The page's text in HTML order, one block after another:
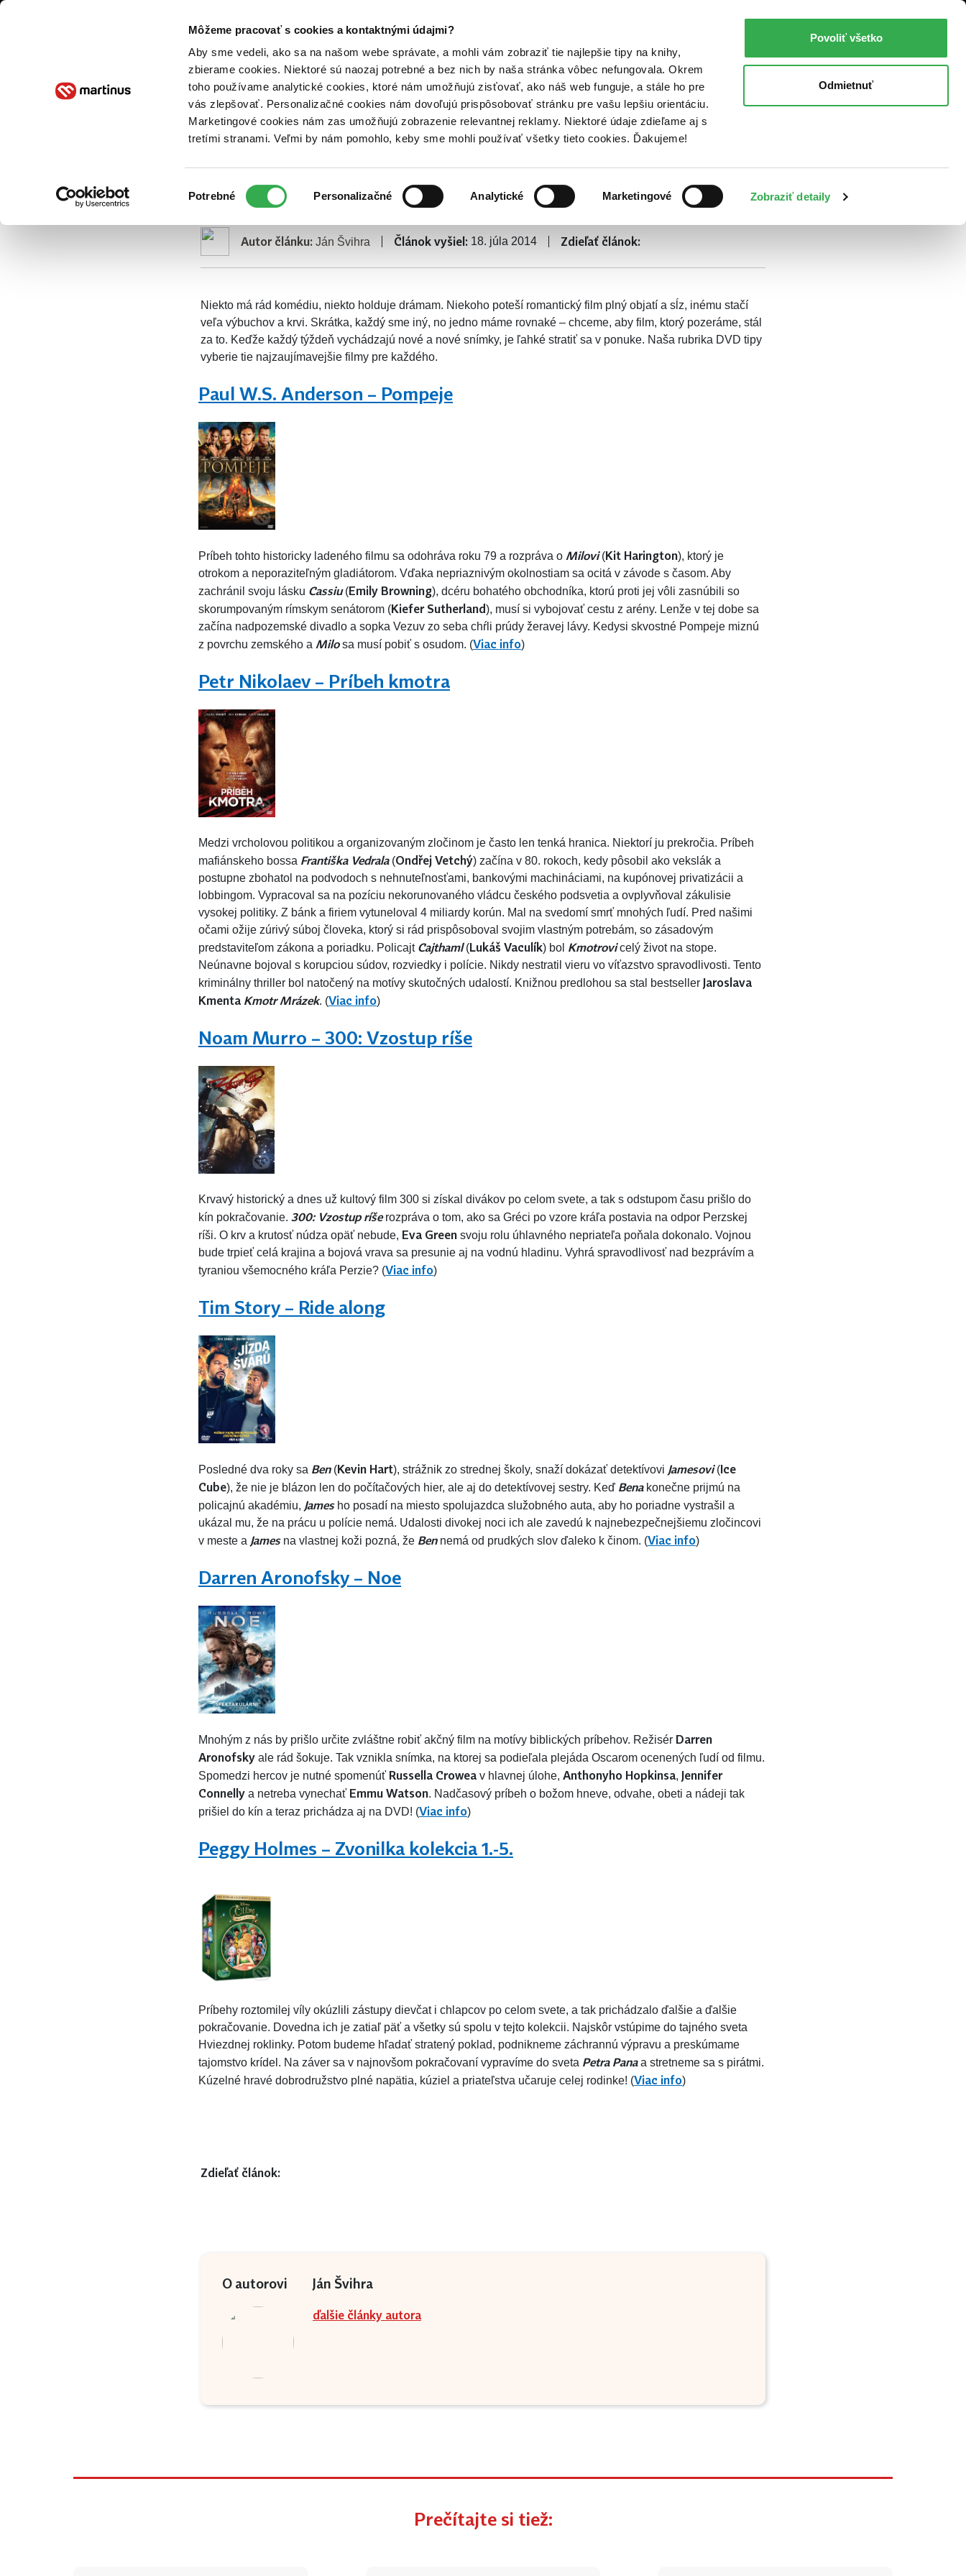
Môžeme pracovať s cookies a kontaktnými údajmi?
Aby sme vedeli, ako sa na našom webe správate, a mohli vám zobraziť tie najlepšie tipy na knihy,
zbierame cookies. Niektoré sú naozaj potrebné a bez nich by naša stránka vôbec nefungovala. Okrem
toho používame analytické cookies, ktoré nám umožňujú zisťovať, ako náš web funguje, a stále ho pre
vás zlepšovať. Personalizačné cookies nám dovoľujú prispôsobovať stránku pre vašu lepšiu orientáciu.
Marketingové cookies nám zas umožňujú zobrazenie relevantnej reklamy. Niektoré údaje zdieľame aj s
tretími stranami. Veľmi by nám pomohlo, keby sme mohli používať všetky tieto cookies. Ďakujeme!
súhlasu
Potrebné Personalizačné Analytické Marketingové Zobraziť detaily
Povoliť všetko
Odmietnuť
O NÁS ZODPOVEDNOSŤ PRIDAJ SA
Filmový svet Filmové tipy: Prílev strhujúceho napätia, lásky a nádeje
Filmové tipy: Prílev strhujúceho
napätia, lásky a nádeje
300 300: Vzostup ríše DVD novinky Noe Pompeje Příběh kmotra Ride along Zvonilka
Autor článku: Ján Švihra Článok vyšiel: 18. júla 2014 Zdieľať článok:
Niekto má rád komédiu, niekto holduje drámam. Niekoho poteší romantický film plný objatí a sĺz, inému stačí
veľa výbuchov a krvi. Skrátka, každý sme iný, no jedno máme rovnaké – chceme, aby film, ktorý pozeráme, stál
za to. Keďže každý týždeň vychádzajú nové a nové snímky, je ľahké stratiť sa v ponuke. Naša rubrika DVD tipy
vyberie tie najzaujímavejšie filmy pre každého.
Paul W.S. Anderson – Pompeje
Príbeh tohto historicky ladeného filmu sa odohráva roku 79 a rozpráva o Milovi(Kit Harington), ktorý je
otrokom a neporaziteľným gladiátorom. Vďaka nepriaznivým okolnostiam sa ocitá v závode s časom. Aby
zachránil svoju lásku Cassiu(Emily Browning), dcéru bohatého obchodníka, ktorú proti jej vôli zasnúbili so
skorumpovaným rímskym senátorom (Kiefer Sutherland), musí si vybojovať cestu z arény. Lenže v tej dobe sa
začína nadpozemské divadlo a sopka Vezuv zo seba chŕli prúdy žeravej lávy. Kedysi skvostné Pompeje miznú
z povrchu zemského a Milosa musí pobiť s osudom. (Viac info)
Petr Nikolaev – Príbeh kmotra
Medzi vrcholovou politikou a organizovaným zločinom je často len tenká hranica. Niektorí ju prekročia. Príbeh
mafiánskeho bossa Františka Vedrala(Ondřej Vetchý) začína v 80. rokoch, kedy pôsobil ako vekslák a
postupne zbohatol na podvodoch s nehnuteľnosťami, bankovými machináciami, na kupónovej privatizácii a
lobbingom. Vypracoval sa na pozíciu nekorunovaného vládcu českého podsvetia a ovplyvňoval zákulisie
vysokej politiky. Z bánk a firiem vytuneloval 4 miliardy korún. Mal na svedomí smrť mnohých ľudí. Pred našimi
očami ožije zúrivý súboj človeka, ktorý si rád prispôsoboval svojim vlastným potrebám, so zásadovým
predstaviteľom zákona a poriadku. Policajt Cajthaml(Lukáš Vaculík) bol Kmotrovicelý život na stope.
Neúnavne bojoval s korupciou súdov, rozviedky i polície. Nikdy nestratil vieru vo víťazstvo spravodlivosti. Tento
kriminálny thriller bol natočený na motívy skutočných udalostí. Knižnou predlohou sa stal bestseller Jaroslava
Kmenta Kmotr Mrázek. (Viac info)
Noam Murro – 300: Vzostup ríše
Krvavý historický a dnes už kultový film 300 si získal divákov po celom svete, a tak s odstupom času prišlo do
kín pokračovanie. 300: Vzostup ríšerozpráva o tom, ako sa Gréci po vzore kráľa postavia na odpor Perzskej
ríši. O krv a krutosť núdza opäť nebude, Eva Green svoju rolu úhlavného nepriateľa poňala dokonalo. Vojnou
bude trpieť celá krajina a bojová vrava sa presunie aj na vodnú hladinu. Vyhrá spravodlivosť nad bezprávím a
tyraniou všemocného kráľa Perzie? (Viac info)
Tim Story – Ride along
Posledné dva roky sa Ben(Kevin Hart), strážnik zo strednej školy, snaží dokázať detektívovi Jamesovi(Ice
Cube), že nie je blázon len do počítačových hier, ale aj do detektívovej sestry. Keď Benakonečne prijmú na
policajnú akadémiu, Jamesho posadí na miesto spolujazdca služobného auta, aby ho poriadne vystrašil a
ukázal mu, že na prácu u polície nemá. Udalosti divokej noci ich ale zavedú k najnebezpečnejšiemu zločincovi
v meste a Jamesna vlastnej koži pozná, že Bennemá od prudkých slov ďaleko k činom. (Viac info)
Darren Aronofsky – Noe
Mnohým z nás by prišlo určite zvláštne robiť akčný film na motívy biblických príbehov. Režisér Darren
Aronofsky ale rád šokuje. Tak vznikla snímka, na ktorej sa podieľala plejáda Oscarom ocenených ľudí od filmu.
Spomedzi hercov je nutné spomenúť Russella Crowea v hlavnej úlohe, Anthonyho Hopkinsa, Jennifer
Connelly a netreba vynechať Emmu Watson. Nadčasový príbeh o božom hneve, odvahe, obeti a nádeji tak
prišiel do kín a teraz prichádza aj na DVD! (Viac info)
Peggy Holmes – Zvonilka kolekcia 1.-5.
Príbehy roztomilej víly okúzlili zástupy dievčat i chlapcov po celom svete, a tak prichádzalo ďalšie a ďalšie
pokračovanie. Dovedna ich je zatiaľ päť a všetky sú spolu v tejto kolekcii. Najskôr vstúpime do tajného sveta
Hviezdnej roklinky. Potom budeme hľadať stratený poklad, podnikneme záchrannú výpravu a preskúmame
tajomstvo krídel. Na záver sa v najnovšom pokračovaní vypravíme do sveta Petra Panaa stretneme sa s pirátmi.
Kúzelné hravé dobrodružstvo plné napätia, kúziel a priateľstva učaruje celej rodinke! (Viac info)
Zdieľať článok:
O autorovi Ján Švihra
ďalšie články autora
Prečítajte si tiež: